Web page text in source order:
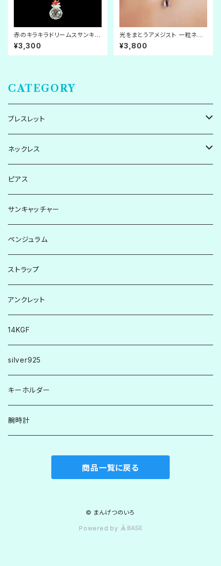
赤のキラキラドリームスサンキャ
ッチャー
¥3,300
光をまとうアメジスト 一粒ネッ
クレス【M】
¥3,800
CATEGORY
ブレスレット
シルバー系
ゴールド系
ゴム
革
ネックレス
シルバー系
ゴールド系
天然素材
ピアス
サンキャッチャー
ペンジュラム
ストラップ
アンクレット
14KGF
silver925
キーホルダー
腕時計
商品一覧に戻る
© まんげつのいろ
Powered by